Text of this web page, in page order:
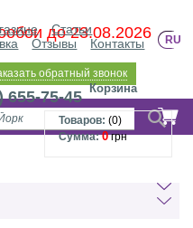
до 23.08.2026
Статьи
Отзывы
Контакты
RU
обратный звонок
655-75-45 Корзина
Товаров: (0)
Сумма: 0грн